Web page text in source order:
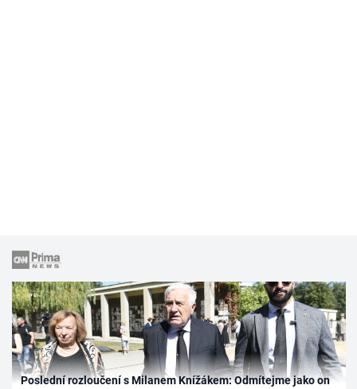
Poslední rozloučení s Milanem Knížákem: Odmítejme jako on